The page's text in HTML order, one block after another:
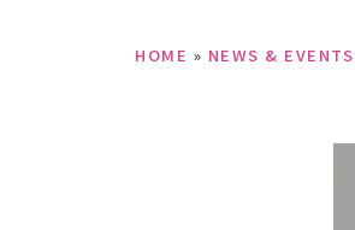
HOME » NEWS & EVENTS